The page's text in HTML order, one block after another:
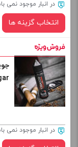
از کادر بالا انتخاب
+
در انبار موجود نمی
انتخاب گزینه ها
برای فعال شدن
از کادر بالا انتخاب
در انبار موجود نمی